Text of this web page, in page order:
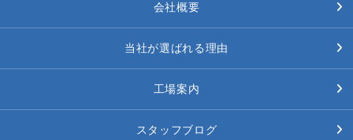
会社概要
当社が選ばれる理由
工場案内
スタッフブログ